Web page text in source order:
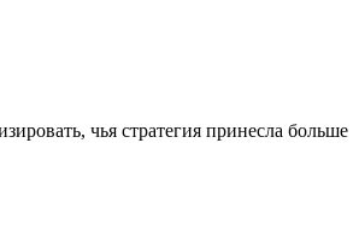
чья стратегия принесла больше